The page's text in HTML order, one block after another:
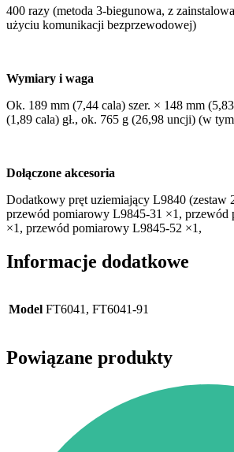
400 razy (metoda 3-biegunowa, z
użyciu komunikacji bezprzewodowej)
Wymiary i waga
Ok. 189 mm (7,44 cala) szer. × 148 mm
(1,89 cala) gł., ok. 765 g (26,98 uncji) (w tym
Dołączone akcesoria
Dodatkowy pręt uziemiający L9840 (zestaw
przewód pomiarowy L9845-31 ×1, przewód
×1, przewód pomiarowy L9845-52 ×1,
Informacje dodatkowe
Model FT6041, FT6041-91
Powiązane produkty